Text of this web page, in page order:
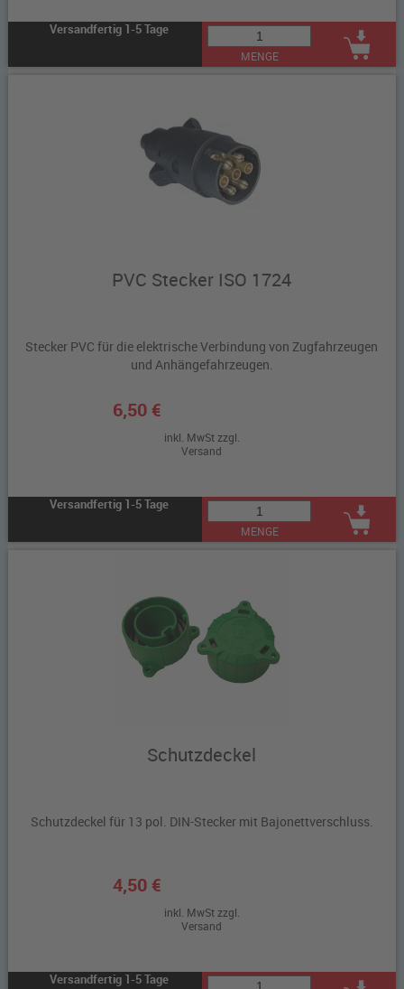
Versandfertig 1-5 Tage
MENGE
PVC Stecker ISO 1724
Stecker PVC für die elektrische Verbindung von Zugfahrzeugen
und Anhängefahrzeugen.
6,50 €
inkl. MwSt zzgl.
Versand
Versandfertig 1-5 Tage
MENGE
Schutzdeckel
Schutzdeckel für 13 pol. DIN-Stecker mit Bajonettverschluss.
4,50 €
inkl. MwSt zzgl.
Versand
Versandfertig 1-5 Tage